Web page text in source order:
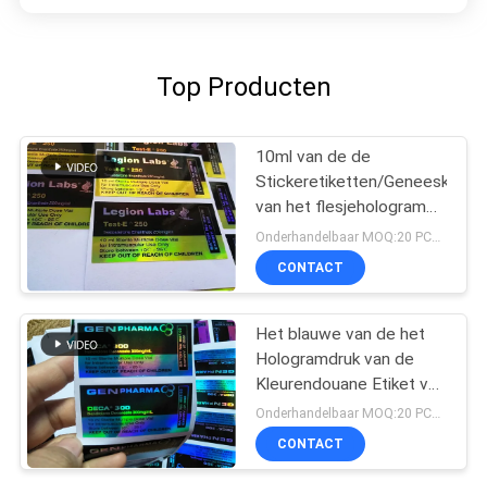
Top Producten
10ml van de de
Stickeretiketten/Geneeskunde
van het flesjehologram
de Laserdruk van het
Flessenetiket
CONTACT
Het blauwe van de het
Hologramdruk van de
Kleurendouane Etiket van
de het Voorschriftfles
voor 10Ml-Flesje
Onderhandelbaar MOQ:20 PCs-Naam
CONTACT